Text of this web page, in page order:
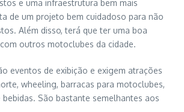
e uma infraestrutura bem mais
de um projeto bem cuidadoso para não
Além disso, terá que ter uma boa
outros motoclubes da cidade.
eventos de exibição e exigem atrações
wheeling, barracas para motoclubes,
São bastante semelhantes aos